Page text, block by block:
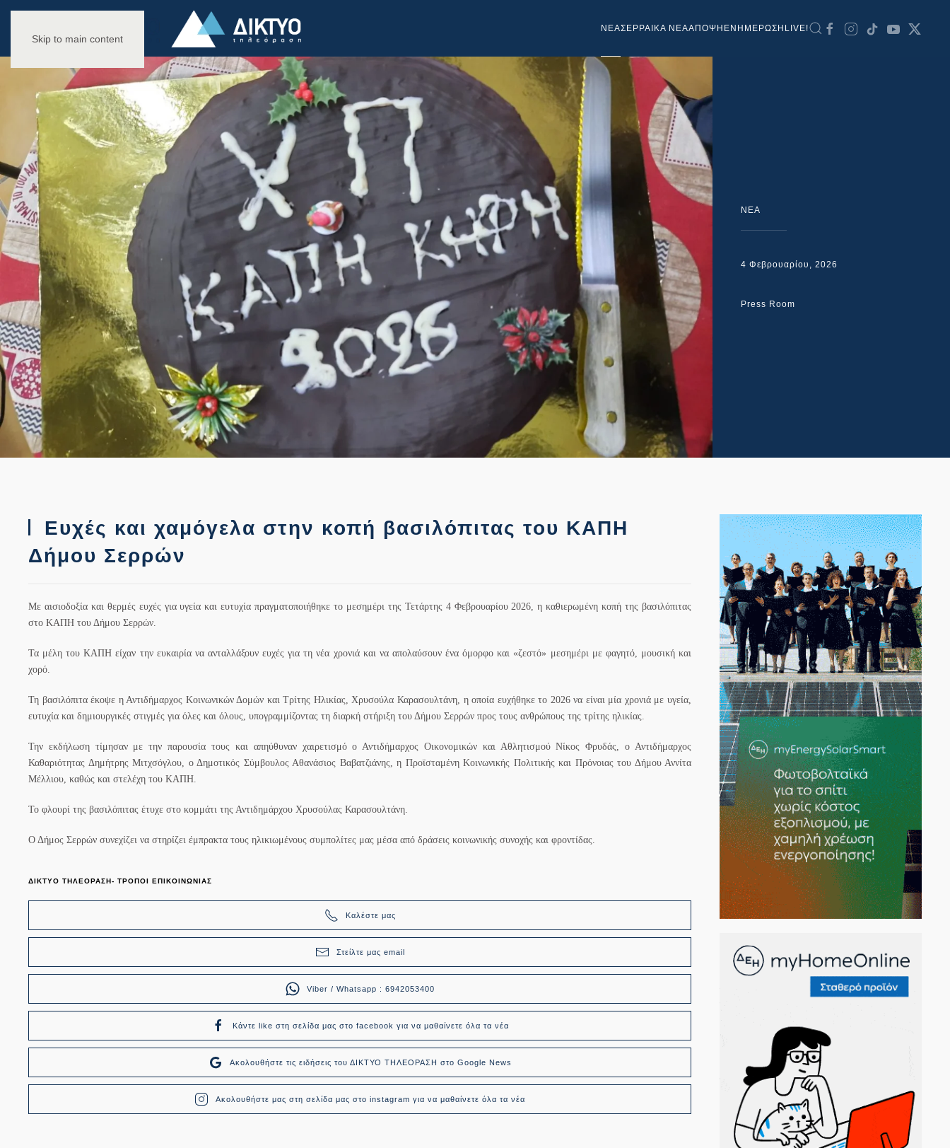
Skip to main content
NEAΣΕΡΡΑΙΚΑ ΝΕΑΑΠΟΨΗ ΕΝΗΜΕΡΩΣΗ LIVE!
NEA
4 Φεβρουαρίου, 2026
Press Room
Ευχές και χαμόγελα στην κοπή βασιλόπιτας του ΚΑΠΗ
Δήμου Σερρών
Με αισιοδοξία και θερμές ευχές για υγεία και ευτυχία πραγματοποιήθηκε το μεσημέρι της Τετάρτης 4 Φεβρουαρίου 2026, η καθιερωμένη κοπή της βασιλόπιτας
στο ΚΑΠΗ του Δήμου Σερρών.
Τα μέλη του ΚΑΠΗ είχαν την ευκαιρία να ανταλλάξουν ευχές για τη νέα χρονιά και να απολαύσουν ένα όμορφο και «ζεστό» μεσημέρι με φαγητό, μουσική και
χορό.
Τη βασιλόπιτα έκοψε η Αντιδήμαρχος Κοινωνικών Δομών και Τρίτης Ηλικίας, Χρυσούλα Καρασουλτάνη, η οποία ευχήθηκε το 2026 να είναι μία χρονιά με υγεία,
ευτυχία και δημιουργικές στιγμές για όλες και όλους, υπογραμμίζοντας τη διαρκή στήριξη του Δήμου Σερρών προς τους ανθρώπους της τρίτης ηλικίας.
Την εκδήλωση τίμησαν με την παρουσία τους και απηύθυναν χαιρετισμό ο Αντιδήμαρχος Οικονομικών και Αθλητισμού Νίκος Φρυδάς, ο Αντιδήμαρχος
Καθαριότητας Δημήτρης Μιτχσόγλου, ο Δημοτικός Σύμβουλος Αθανάσιος Βαβατζιάνης, η Προϊσταμένη Κοινωνικής Πολιτικής και Πρόνοιας του Δήμου Αννίτα
Μέλλιου, καθώς και στελέχη του ΚΑΠΗ.
Το φλουρί της βασιλόπιτας έτυχε στο κομμάτι της Αντιδημάρχου Χρυσούλας Καρασουλτάνη.
Ο Δήμος Σερρών συνεχίζει να στηρίζει έμπρακτα τους ηλικιωμένους συμπολίτες μας μέσα από δράσεις κοινωνικής συνοχής και φροντίδας.
ΔΙΚΤΥΟ ΤΗΛΕΟΡΑΣΗ- ΤΡΟΠΟΙ ΕΠΙΚΟΙΝΩΝΙΑΣ
Καλέστε μας
Στείλτε μας email
Viber / Whatsapp : 6942053400
Κάντε like στη σελίδα μας στο facebook για να μαθαίνετε όλα τα νέα
Ακολουθήστε τις ειδήσεις του ΔΙΚΤΥΟ ΤΗΛΕΟΡΑΣΗ στο Google News
Ακολουθήστε μας στη σελίδα μας στο instagram για να μαθαίνετε όλα τα νέα